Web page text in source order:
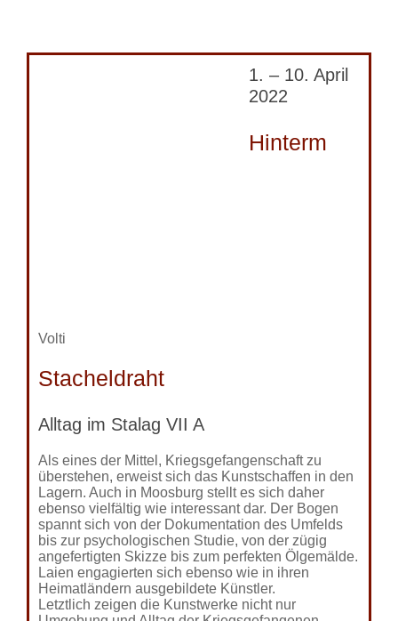
Volti
1. – 10. April
2022
Hinterm
Stacheldraht
Alltag im Stalag VII A
Als eines der Mittel, Kriegsgefangenschaft zu
überstehen, erweist sich das Kunstschaffen in den
Lagern. Auch in Moosburg stellt es sich daher
ebenso vielfältig wie interessant dar. Der Bogen
spannt sich von der Dokumentation des Umfelds
bis zur psychologischen Studie, von der zügig
angefertigten Skizze bis zum perfekten Ölgemälde.
Laien engagierten sich ebenso wie in ihren
Heimatländern ausgebildete Künstler.
Letztlich zeigen die Kunstwerke nicht nur